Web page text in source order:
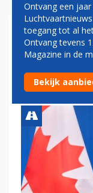
WK
MET
Ontvang een
toegang tot al
Ontvang tevens
Magazine in de
Bekijk